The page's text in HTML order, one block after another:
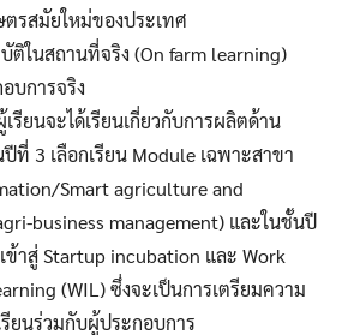
รสมัยใหม่ของประเทศ
ติในสถานที่จริง (On farm learning)
บการจริง
รียนจะได้เรียนเกี่ยวกับการผลิตด้าน
ที่ 3 เลือกเรียน Module เฉพาะสาขา
Smart agriculture and
business management) และในชั้นปี
ข้าสู่ Startup incubation และ Work
(WIL) ซึ่งจะเป็นการเตรียมความ
ยนร่วมกับผู้ประกอบการ